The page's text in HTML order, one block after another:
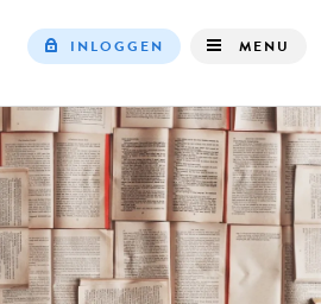
navigation
INLOGGEN MENU